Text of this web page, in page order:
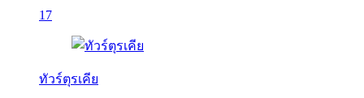
17
ทัวร์ตุรเคีย